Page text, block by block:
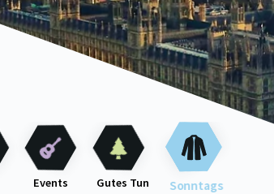
Events Gutes Tun Sonntags